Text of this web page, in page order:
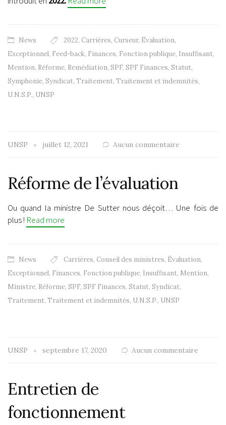
News 2022, Carrières, Curseur, Évaluation,
Exceptionnel, Feed-back, Finances, Fonction publique, Insuffisant,
Mention, Réforme, Remédiation, SPF, SPF Finances, Statut,
Symphonie, Syndicat, Traitement, Traitement et indemnités,
U.N.S.P., UNSP
UNSP juillet 12, 2021 Aucun commentaire
Réforme de l’évaluation
Ou quand la ministre De Sutter nous déçoit… Une fois de
plus ! Read more
News Carrières, Conseil des ministres, Évaluation,
Exceptionnel, Finances, Fonction publique, Insuffisant, Mention,
Ministre, Réforme, SPF, SPF Finances, Statut, Syndicat,
Traitement, Traitement et indemnités, U.N.S.P., UNSP
UNSP septembre 17, 2020 Aucun commentaire
Entretien de
fonctionnement